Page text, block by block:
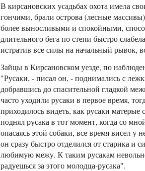
В кирсановских усадьбах охота имела
гончими, брали острова (лесные
более выносливыми и спокойными,
длительного бега по степи быстро
истратив все силы на начальный рывок,
Зайцы в Кирсановском уезде, по
"Русаки, - писал он, - поднимались с
добравшись до спасительной гладкой
часто уходили русаки в первое время,
приходилось видеть, как русаки
поднял русака в тот момент, когда со
опасаясь этой собаки, все время висел у
он сразу быстро отделился от старика
любимую межу. К таким русакам
радуешься за этого молодца-русака".